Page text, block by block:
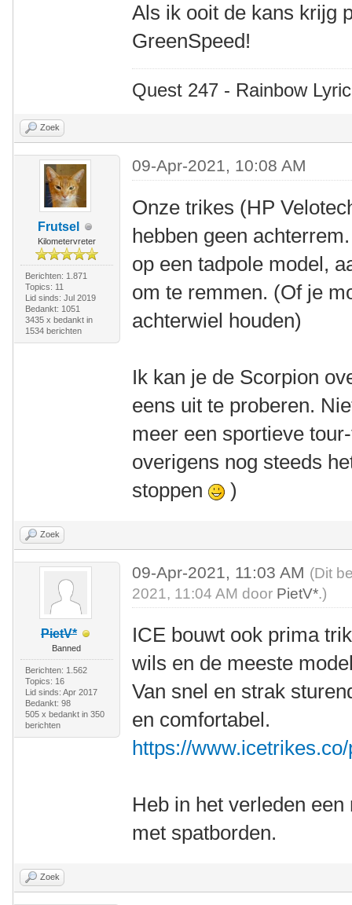
Als ik ooit de kans krijg
GreenSpeed!
Quest 247 - Rainbow
Zoek
Frutsel
Kilometervreter
Berichten: 1.871
Topics: 11
Lid sinds: Jul 2019
Bedankt: 1051
3435 x bedankt in
1534 berichten
09-Apr-2021, 10:08 AM
Onze trikes (HP
hebben geen
op een tadpole model,
om te remmen. (Of je
achterwiel houden)
Ik kan je de Scorpion
eens uit te proberen.
meer een sportieve
overigens nog steeds
stoppen
)
Zoek
PietV*
Banned
Berichten: 1.562
Topics: 16
Lid sinds: Apr 2017
Bedankt: 98
505 x bedankt in 350
berichten
09-Apr-2021, 11:03 AM (Dit
2021, 11:04 AM door PietV*.)
ICE bouwt ook prima
wils en de meeste
Van snel en strak
en comfortabel.
https://
Heb in het verleden
met spatborden.
Zoek